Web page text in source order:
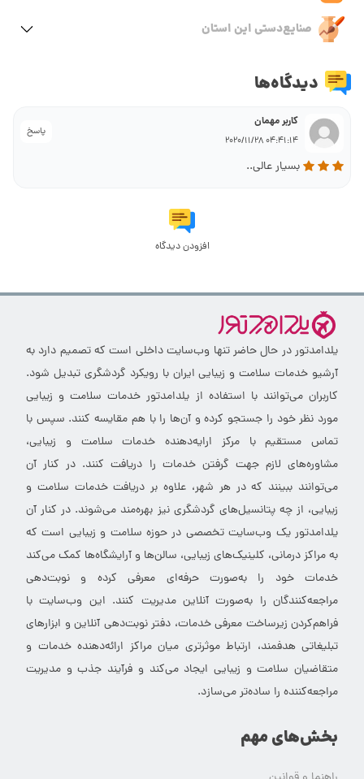
صنایع‌دستی این استان
دیدگاه‌ها
پاسخ
کاربر مهمان
04:41:14 2020/11/28
بسیار عالی..
افزودن دیدگاه
یلدامدتور در حال حاضر تنها وب‌سایت داخلی است که تصمیم دارد به
آرشیو خدمات سلامت و زیبایی ایران با رویکرد گردشگری تبدیل شود.
کاربران می‌توانند با استفاده از یلدامدتور خدمات سلامت و زیبایی
مورد نظر خود را جستجو کرده و آن‌ها را با هم مقایسه کنند. سپس با
تماس مستقیم با مرکز ارایه‌دهنده خدمات سلامت و زیبایی،
مشاوره‌های لازم جهت گرفتن خدمات را دریافت کنند. در کنار آن
می‌توانند ببینند که در هر شهر، علاوه بر دریافت خدمات سلامت و
زیبایی، از چه پتانسیل‌های گردشگری نیز بهره‌مند می‌شوند. در کنار آن
یلدامدتور یک وب‌سایت تخصصی در حوزه سلامت و زیبایی است که
به مراکز درمانی، کلینیک‌های زیبایی، سالن‌ها و آرایشگاه‌ها کمک می‌کند
خدمات خود را به‌صورت حرفه‌ای معرفی کرده و نوبت‌دهی
مراجعه‌کنندگان را به‌صورت آنلاین مدیریت کنند. این وب‌سایت با
فراهم‌کردن زیرساخت معرفی خدمات، دفتر نوبت‌دهی آنلاین و ابزارهای
تبلیغاتی هدفمند، ارتباط موثرتری میان مراکز ارائه‌دهنده خدمات و
متقاضیان سلامت و زیبایی ایجاد می‌کند و فرآیند جذب و مدیریت
مراجعه‌کننده را ساده‌تر می‌سازد.
بخش‌های مهم